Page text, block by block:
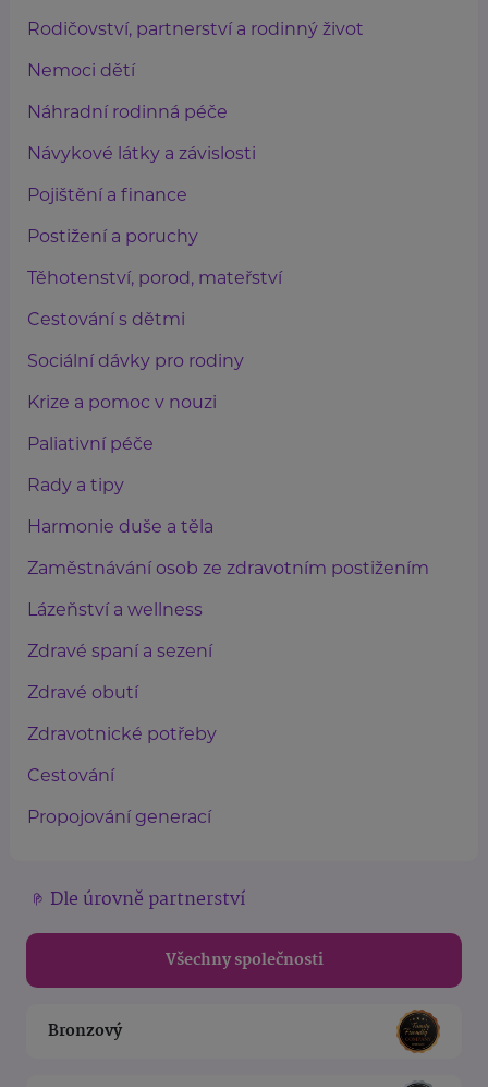
Rodičovství, partnerství a rodinný život
Nemoci dětí
Náhradní rodinná péče
Návykové látky a závislosti
Pojištění a finance
Postižení a poruchy
Těhotenství, porod, mateřství
Cestování s dětmi
Sociální dávky pro rodiny
Krize a pomoc v nouzi
Paliativní péče
Rady a tipy
Harmonie duše a těla
Zaměstnávání osob ze zdravotním postižením
Lázeňství a wellness
Zdravé spaní a sezení
Zdravé obutí
Zdravotnické potřeby
Cestování
Propojování generací
Dle úrovně partnerství
Všechny společnosti
Bronzový